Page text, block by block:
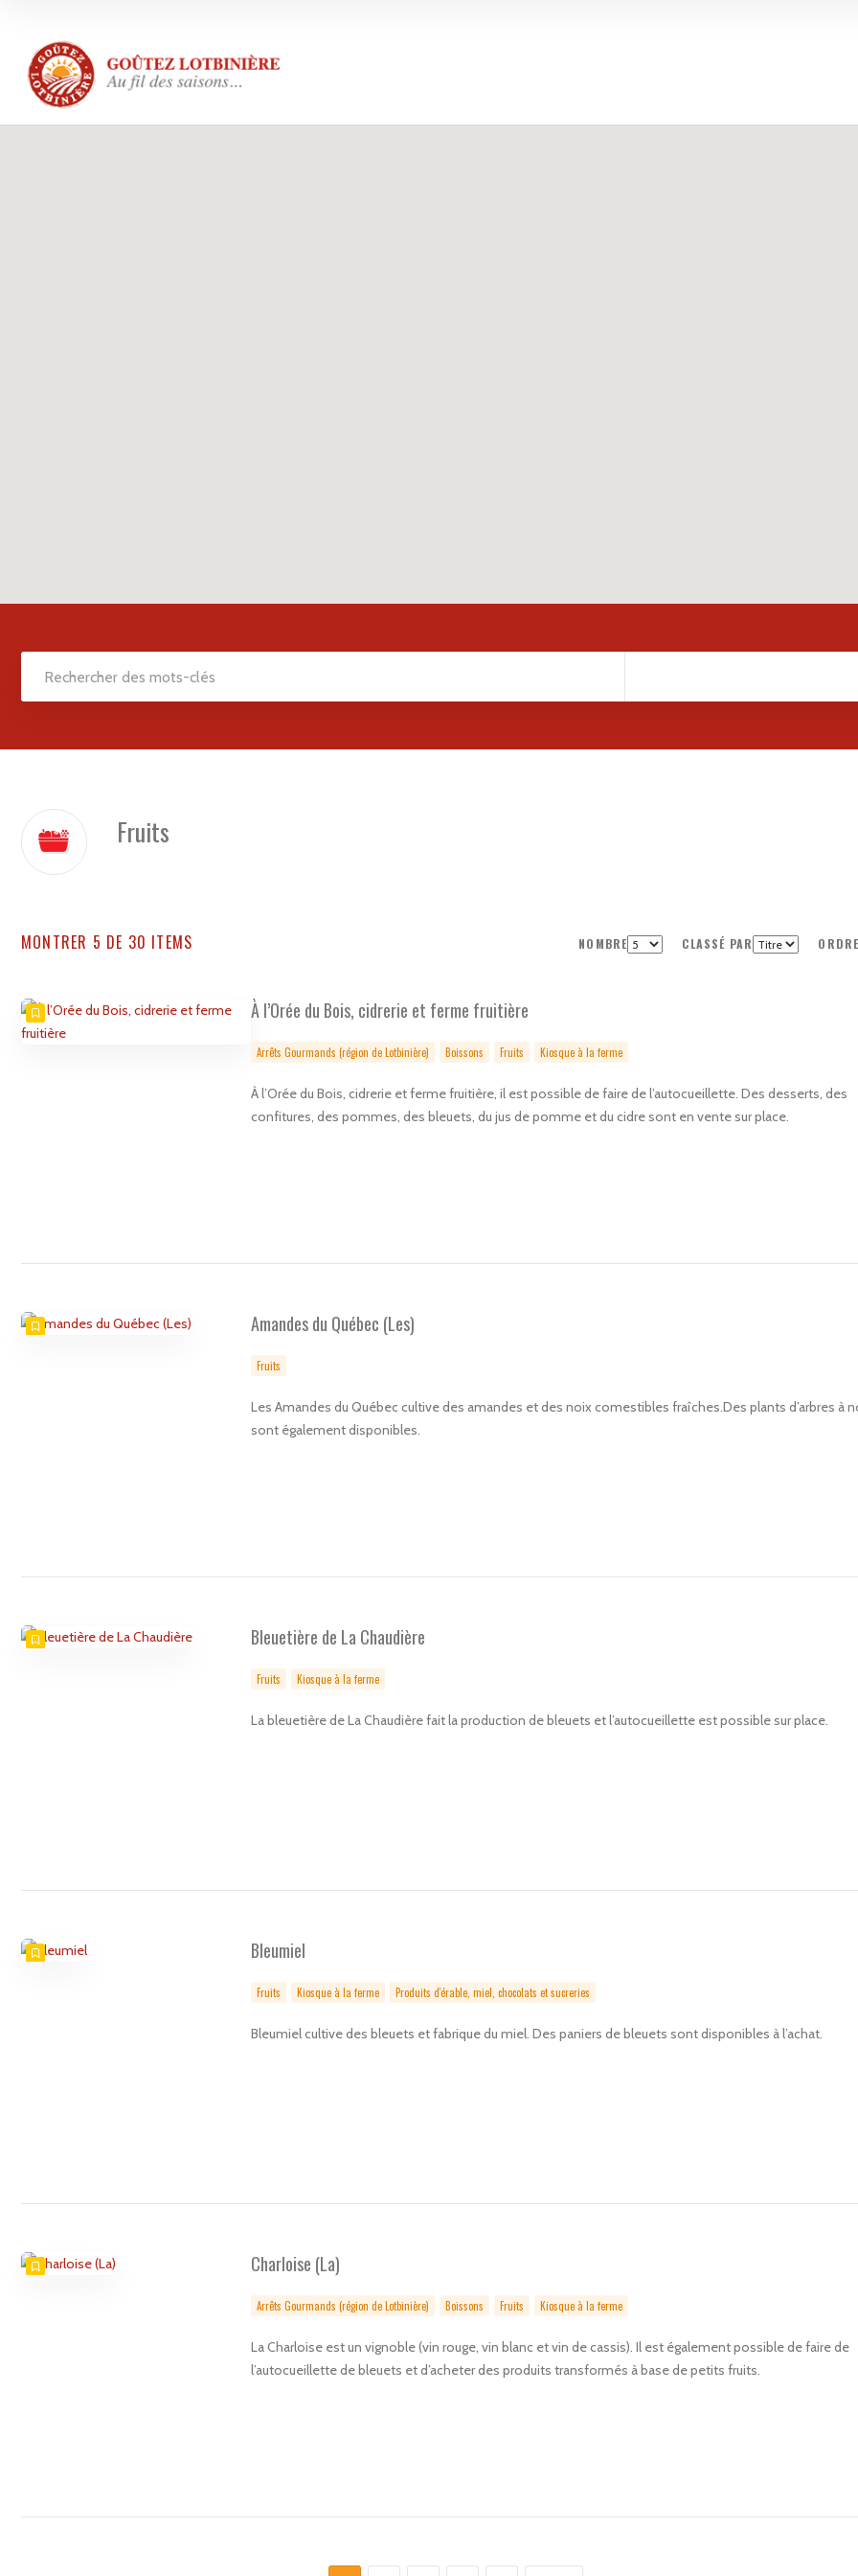
Fruits
MONTRER 5 DE 30 ITEMS NOMBRE CLASSÉ PAR
À l’Orée du Bois, cidrerie et ferme fruitière
Arrêts Gourmands (région de Lotbinière) Boissons Fruits Kiosque à la ferme
À l’Orée du Bois, cidrerie et ferme fruitière, il est possible de faire de l’autocueillette. Des desserts, des
confitures, des pommes, des bleuets, du jus de pomme et du cidre sont en vente sur place.
Amandes du Québec (Les)
Fruits
Les Amandes du Québec cultive des amandes et des noix comestibles fraîches.Des plants d’arbres à
sont également disponibles.
Bleuetière de La Chaudière
Fruits Kiosque à la ferme
La bleuetière de La Chaudière fait la production de bleuets et l’autocueillette est possible sur place.
Bleumiel
Fruits Kiosque à la ferme Produits d'érable, miel, chocolats et sucreries
Bleumiel cultive des bleuets et fabrique du miel. Des paniers de bleuets sont disponibles à l’achat.
Charloise (La)
Arrêts Gourmands (région de Lotbinière) Boissons Fruits Kiosque à la ferme
La Charloise est un vignoble (vin rouge, vin blanc et vin de cassis). Il est également possible de faire de
l’autocueillette de bleuets et d’acheter des produits transformés à base de petits fruits.